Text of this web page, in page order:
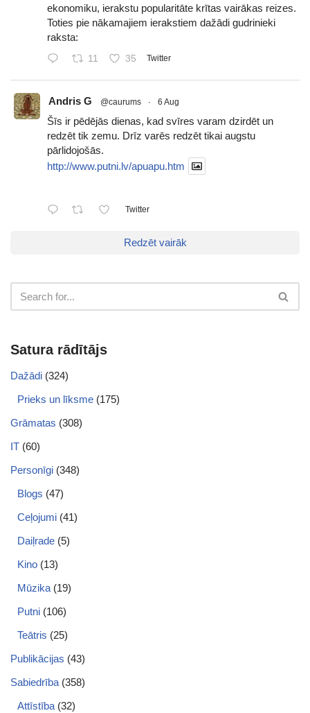
ekonomiku, ierakstu popularitāte krītas vairākas reizes.
Toties pie nākamajiem ierakstiem dažādi gudrinieki
raksta:
11 35 Twitter
Andris G @caurums · 6 Aug
Šīs ir pēdējās dienas, kad svīres varam dzirdēt un
redzēt tik zemu. Drīz varēs redzēt tikai augstu
pārlidojošās.
http://www.putni.lv/apuapu.htm
Twitter
Redzēt vairāk
Satura rādītājs
Dažādi (324)
Prieks un līksme (175)
Grāmatas (308)
IT (60)
Personīgi (348)
Blogs (47)
Ceļojumi (41)
Daiļrade (5)
Kino (13)
Mūzika (19)
Putni (106)
Teātris (25)
Publikācijas (43)
Sabiedrība (358)
Attīstība (32)